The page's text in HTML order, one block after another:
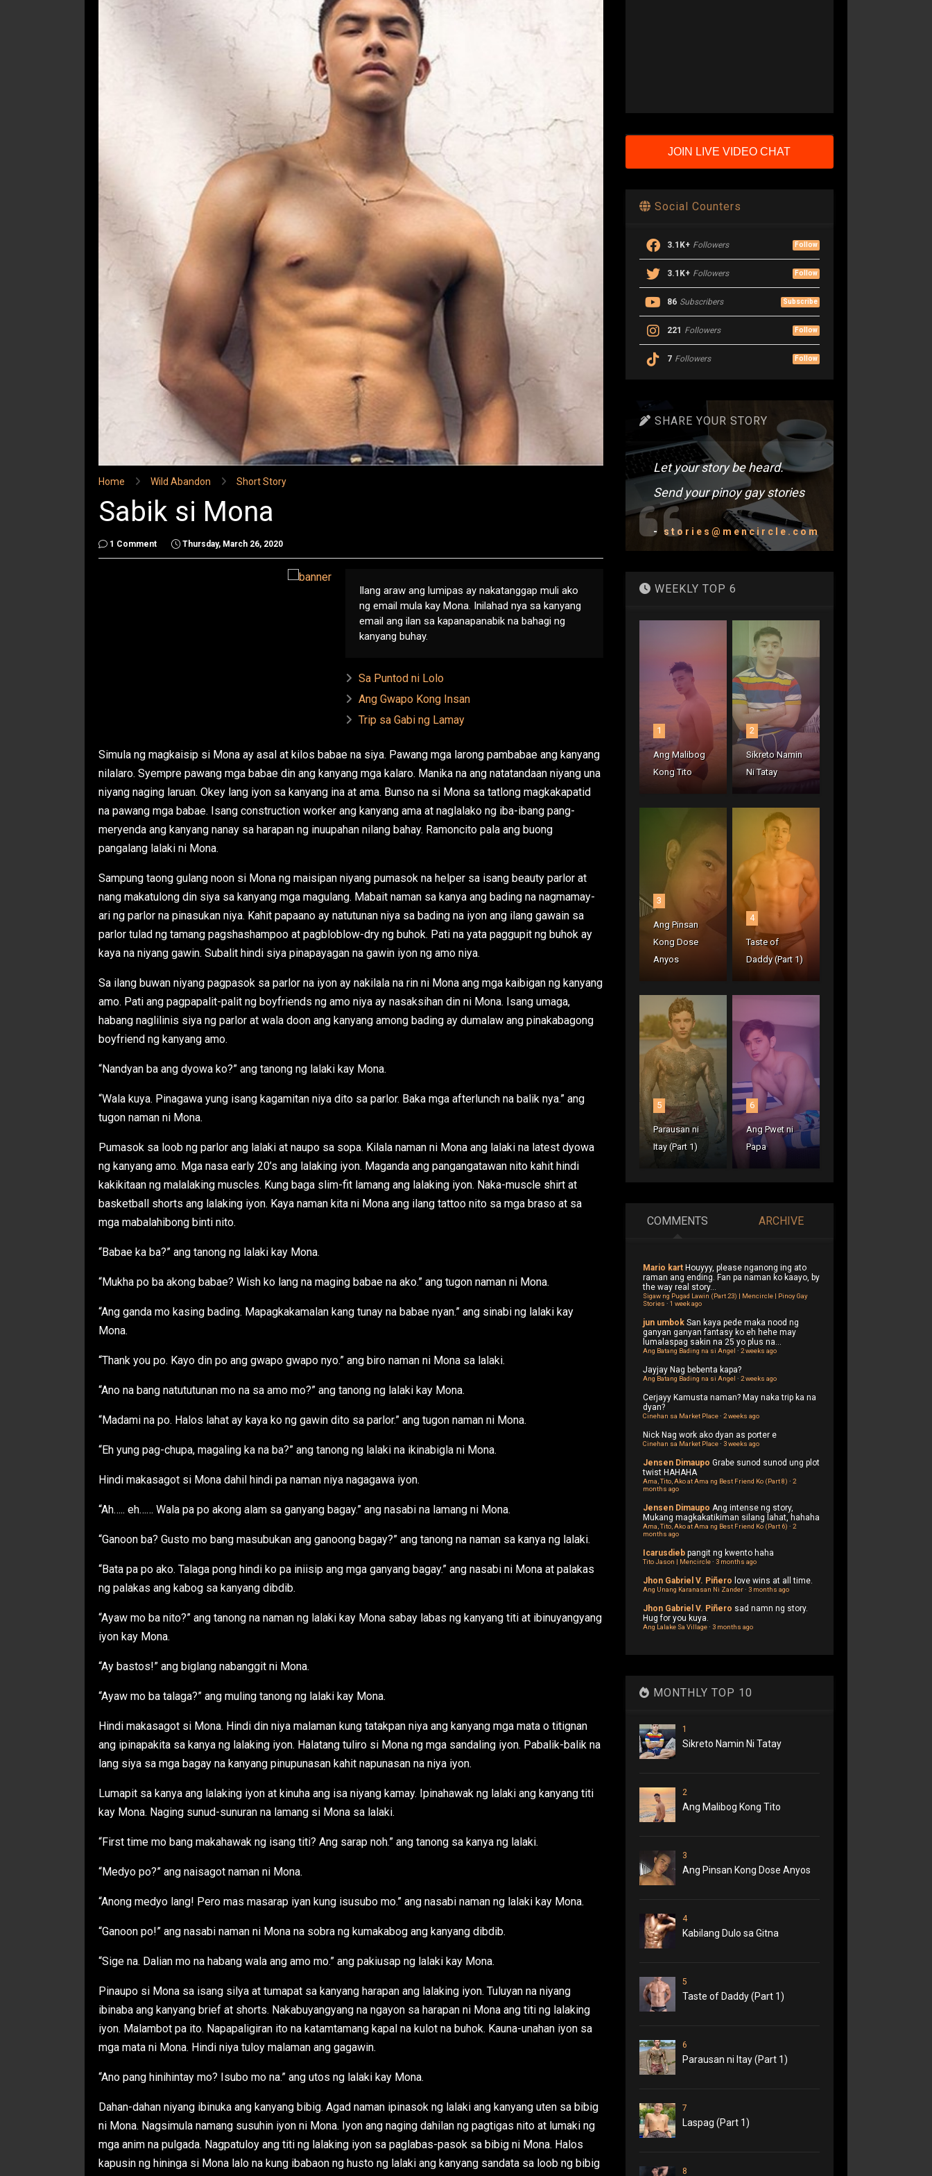
Home Wild Abandon Short Story
Sabik si Mona
1 Comment Thursday, March 26, 2020
Ilang araw ang lumipas ay nakatanggap muli ako
ng email mula kay Mona. Inilahad nya sa kanyang
email ang ilan sa kapanapanabik na bahagi ng
kanyang buhay.
Sa Puntod ni Lolo
Ang Gwapo Kong Insan
Trip sa Gabi ng Lamay
Simula ng magkaisip si Mona ay asal at kilos babae na siya. Pawang mga larong pambabae ang kanyang
nilalaro. Syempre pawang mga babae din ang kanyang mga kalaro. Manika na ang natatandaan niyang una
niyang naging laruan. Okey lang iyon sa kanyang ina at ama. Bunso na si Mona sa tatlong magkakapatid
na pawang mga babae. Isang construction worker ang kanyang ama at naglalako ng iba-ibang pang-
meryenda ang kanyang nanay sa harapan ng inuupahan nilang bahay. Ramoncito pala ang buong
pangalang lalaki ni Mona.
Sampung taong gulang noon si Mona ng maisipan niyang pumasok na helper sa isang beauty parlor at
nang makatulong din siya sa kanyang mga magulang. Mabait naman sa kanya ang bading na nagmamay-
ari ng parlor na pinasukan niya. Kahit papaano ay natutunan niya sa bading na iyon ang ilang gawain sa
parlor tulad ng tamang pagshashampoo at pagbloblow-dry ng buhok. Pati na yata paggupit ng buhok ay
kaya na niyang gawin. Subalit hindi siya pinapayagan na gawin iyon ng amo niya.
Sa ilang buwan niyang pagpasok sa parlor na iyon ay nakilala na rin ni Mona ang mga kaibigan ng kanyang
amo. Pati ang pagpapalit-palit ng boyfriends ng amo niya ay nasaksihan din ni Mona. Isang umaga,
habang naglilinis siya ng parlor at wala doon ang kanyang among bading ay dumalaw ang pinakabagong
boyfriend ng kanyang amo.
“Nandyan ba ang dyowa ko?” ang tanong ng lalaki kay Mona.
“Wala kuya. Pinagawa yung isang kagamitan niya dito sa parlor. Baka mga afterlunch na balik nya.” ang
tugon naman ni Mona.
Pumasok sa loob ng parlor ang lalaki at naupo sa sopa. Kilala naman ni Mona ang lalaki na latest dyowa
ng kanyang amo. Mga nasa early 20’s ang lalaking iyon. Maganda ang pangangatawan nito kahit hindi
kakikitaan ng malalaking muscles. Kung baga slim-fit lamang ang lalaking iyon. Naka-muscle shirt at
basketball shorts ang lalaking iyon. Kaya naman kita ni Mona ang ilang tattoo nito sa mga braso at sa
mga mabalahibong binti nito.
“Babae ka ba?” ang tanong ng lalaki kay Mona.
“Mukha po ba akong babae? Wish ko lang na maging babae na ako.” ang tugon naman ni Mona.
“Ang ganda mo kasing bading. Mapagkakamalan kang tunay na babae nyan.” ang sinabi ng lalaki kay
Mona.
“Thank you po. Kayo din po ang gwapo gwapo nyo.” ang biro naman ni Mona sa lalaki.
“Ano na bang natututunan mo na sa amo mo?” ang tanong ng lalaki kay Mona.
“Madami na po. Halos lahat ay kaya ko ng gawin dito sa parlor.” ang tugon naman ni Mona.
“Eh yung pag-chupa, magaling ka na ba?” ang tanong ng lalaki na ikinabigla ni Mona.
Hindi makasagot si Mona dahil hindi pa naman niya nagagawa iyon.
“Ah….. eh…… Wala pa po akong alam sa ganyang bagay.” ang nasabi na lamang ni Mona.
“Ganoon ba? Gusto mo bang masubukan ang ganoong bagay?” ang tanong na naman sa kanya ng lalaki.
“Bata pa po ako. Talaga pong hindi ko pa iniisip ang mga ganyang bagay.” ang nasabi ni Mona at palakas
ng palakas ang kabog sa kanyang dibdib.
“Ayaw mo ba nito?” ang tanong na naman ng lalaki kay Mona sabay labas ng kanyang titi at ibinuyangyang
iyon kay Mona.
“Ay bastos!” ang biglang nabanggit ni Mona.
“Ayaw mo ba talaga?” ang muling tanong ng lalaki kay Mona.
Hindi makasagot si Mona. Hindi din niya malaman kung tatakpan niya ang kanyang mga mata o titignan
ang ipinapakita sa kanya ng lalaking iyon. Halatang tuliro si Mona ng mga sandaling iyon. Pabalik-balik na
lang siya sa mga bagay na kanyang pinupunasan kahit napunasan na niya iyon.
Lumapit sa kanya ang lalaking iyon at kinuha ang isa niyang kamay. Ipinahawak ng lalaki ang kanyang titi
kay Mona. Naging sunud-sunuran na lamang si Mona sa lalaki.
“First time mo bang makahawak ng isang titi? Ang sarap noh.” ang tanong sa kanya ng lalaki.
“Medyo po?” ang naisagot naman ni Mona.
“Anong medyo lang! Pero mas masarap iyan kung isusubo mo.” ang nasabi naman ng lalaki kay Mona.
“Ganoon po!” ang nasabi naman ni Mona na sobra ng kumakabog ang kanyang dibdib.
“Sige na. Dalian mo na habang wala ang amo mo.” ang pakiusap ng lalaki kay Mona.
Pinaupo si Mona sa isang silya at tumapat sa kanyang harapan ang lalaking iyon. Tuluyan na niyang
ibinaba ang kanyang brief at shorts. Nakabuyangyang na ngayon sa harapan ni Mona ang titi ng lalaking
iyon. Malambot pa ito. Napapaligiran ito na katamtamang kapal na kulot na buhok. Kauna-unahan iyon sa
mga mata ni Mona. Hindi niya tuloy malaman ang gagawin.
“Ano pang hinihintay mo? Isubo mo na.” ang utos ng lalaki kay Mona.
Dahan-dahan niyang ibinuka ang kanyang bibig. Agad naman ipinasok ng lalaki ang kanyang uten sa bibig
ni Mona. Nagsimula namang susuhin iyon ni Mona. Iyon ang naging dahilan ng pagtigas nito at lumaki ng
mga anim na pulgada. Nagpatuloy ang titi ng lalaking iyon sa paglabas-pasok sa bibig ni Mona. Halos
kapusin ng hininga si Mona lalo na kung ibabaon ng husto ng lalaki ang kanyang sandata sa loob ng bibig
JOIN LIVE VIDEO CHAT
Social Counters
3.1K+ Followers Follow
3.1K+ Followers Follow
86 Subscribers Subscribe
221 Followers Follow
7 Followers Follow
SHARE YOUR STORY
Let your story be heard.
Send your pinoy gay stories
- stories@mencircle.com
WEEKLY TOP 6
1
Ang Malibog
Kong Tito
2
Sikreto Namin
Ni Tatay
3
Ang Pinsan
Kong Dose
Anyos
4
Taste of
Daddy (Part 1)
5
Parausan ni
Itay (Part 1)
6
Ang Pwet ni
Papa
COMMENTS ARCHIVE
Mario kart Houyyy, please nganong ing ato
raman ang ending. Fan pa naman ko kaayo, by
the way real story...
Sigaw ng Pugad Lawin (Part 23) | Mencircle | Pinoy Gay
Stories · 1 week ago
jun umbok San kaya pede maka nood ng
ganyan ganyan fantasy ko eh hehe may
lumalaspag sakin na 25 yo plus na...
Ang Batang Bading na si Angel · 2 weeks ago
Jayjay Nag bebenta kapa?
Ang Batang Bading na si Angel · 2 weeks ago
Cerjayy Kamusta naman? May naka trip ka na
dyan?
Cinehan sa Market Place· 2 weeks ago
Nick Nag work ako dyan as porter e
Cinehan sa Market Place· 3 weeks ago
Jensen Dimaupo Grabe sunod sunod ung plot
twist HAHAHA
Ama, Tito, Ako at Ama ng Best Friend Ko (Part 8) · 2
months ago
Jensen Dimaupo Ang intense ng story,
Mukang magkakatikiman silang lahat, hahaha
Ama, Tito, Ako at Ama ng Best Friend Ko (Part 6) · 2
months ago
Icarusdieb pangit ng kwento haha
Tito Jason | Mencircle· 3 months ago
Jhon Gabriel V. Piñero love wins at all time.
Ang Unang Karanasan Ni Zander· 3 months ago
Jhon Gabriel V. Piñero sad namn ng story.
Hug for you kuya.
Ang Lalake Sa Village· 3 months ago
MONTHLY TOP 10
1
Sikreto Namin Ni Tatay
2
Ang Malibog Kong Tito
3
Ang Pinsan Kong Dose Anyos
4
Kabilang Dulo sa Gitna
5
Taste of Daddy (Part 1)
6
Parausan ni Itay (Part 1)
7
Laspag (Part 1)
8